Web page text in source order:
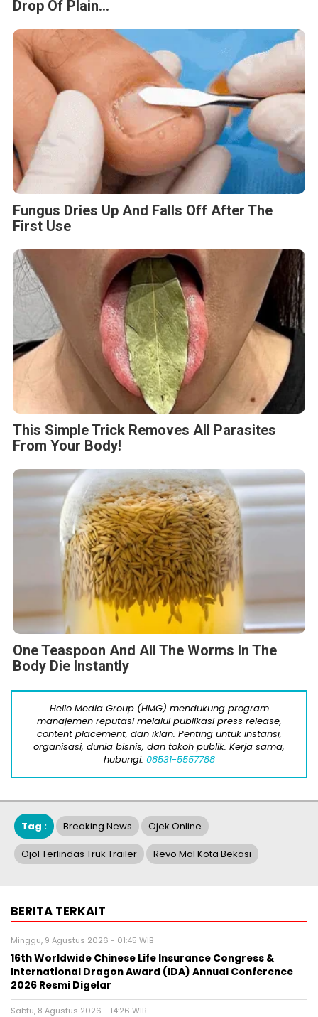
Drop Of Plain...
Fungus Dries Up And Falls Off After The
First Use
This Simple Trick Removes All Parasites
From Your Body!
One Teaspoon And All The Worms In The
Body Die Instantly
Hello Media Group (HMG) mendukung program
manajemen reputasi melalui publikasi press release,
content placement, dan iklan. Penting untuk instansi,
organisasi, dunia bisnis, dan tokoh publik. Kerja sama,
hubungi: 08531-5557788
Tag : Breaking News Ojek Online
Ojol Terlindas Truk Trailer Revo Mal Kota Bekasi
BERITA TERKAIT
Minggu, 9 Agustus 2026 - 01:45 WIB
16th Worldwide Chinese Life Insurance Congress &
International Dragon Award (IDA) Annual Conference
2026 Resmi Digelar
Sabtu, 8 Agustus 2026 - 14:26 WIB